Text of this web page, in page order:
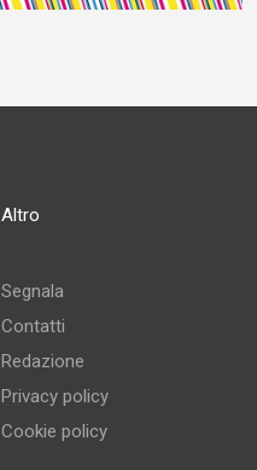
Altro
Segnala
Contatti
Redazione
Privacy policy
Cookie policy